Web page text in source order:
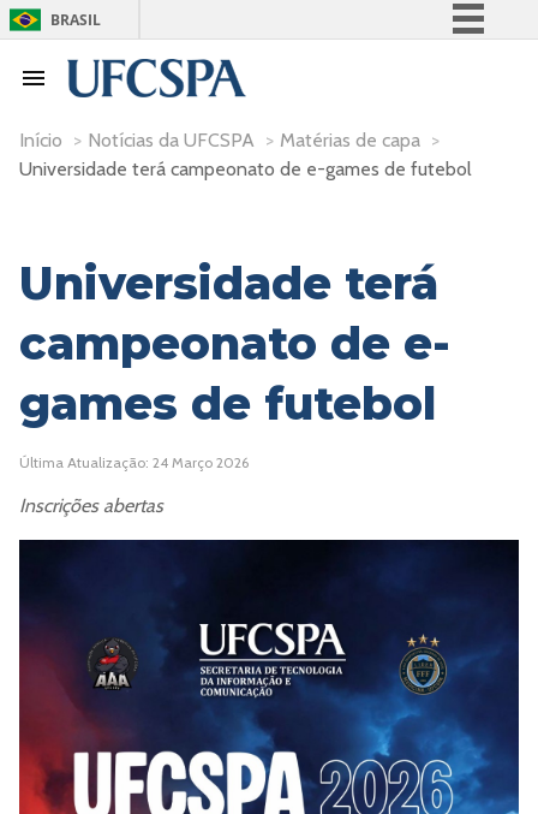
BRASIL
Participe
Acesso à informação
Início > Notícias da UFCSPA > Matérias de capa >
Universidade terá campeonato de e-games de futebol
Universidade terá
campeonato de e-
games de futebol
Última Atualização: 24 Março 2026
Inscrições abertas